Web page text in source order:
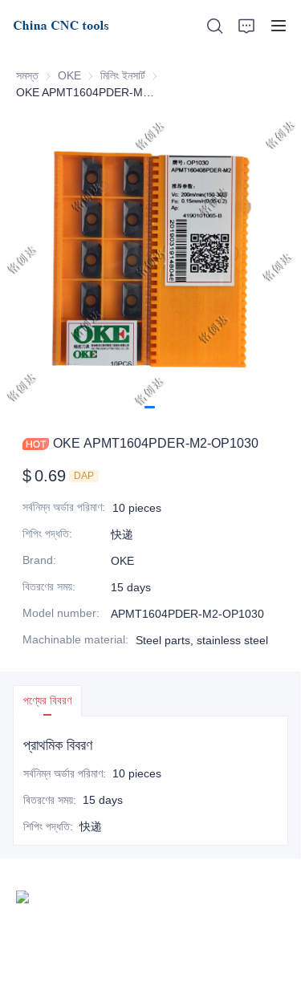
সমস্ত OKE OKEমিলিং ইনসার্ট মিলিং ইনসার্ট
OKE APMT1604PDER-M2-OP1030
$0.69 DAP
সর্বনিম্ন অর্ডার পরিমাণ:
10 pieces
শিপিং পদ্ধতি:
快递
Brand:
OKE
বিতরণের সময়:
15 days
Model number:
APMT1604PDER-M2-OP1030
Machinable material: Steel parts, stainless steel
পণ্যের বিবরণ
প্রাথমিক বিবরণ
সর্বনিম্ন অর্ডার পরিমাণ: 10 pieces
বিতরণের সময়: 15 days
শিপিং পদ্ধতি: 快递
আমাদের সম্পর্কে
সংবাদ